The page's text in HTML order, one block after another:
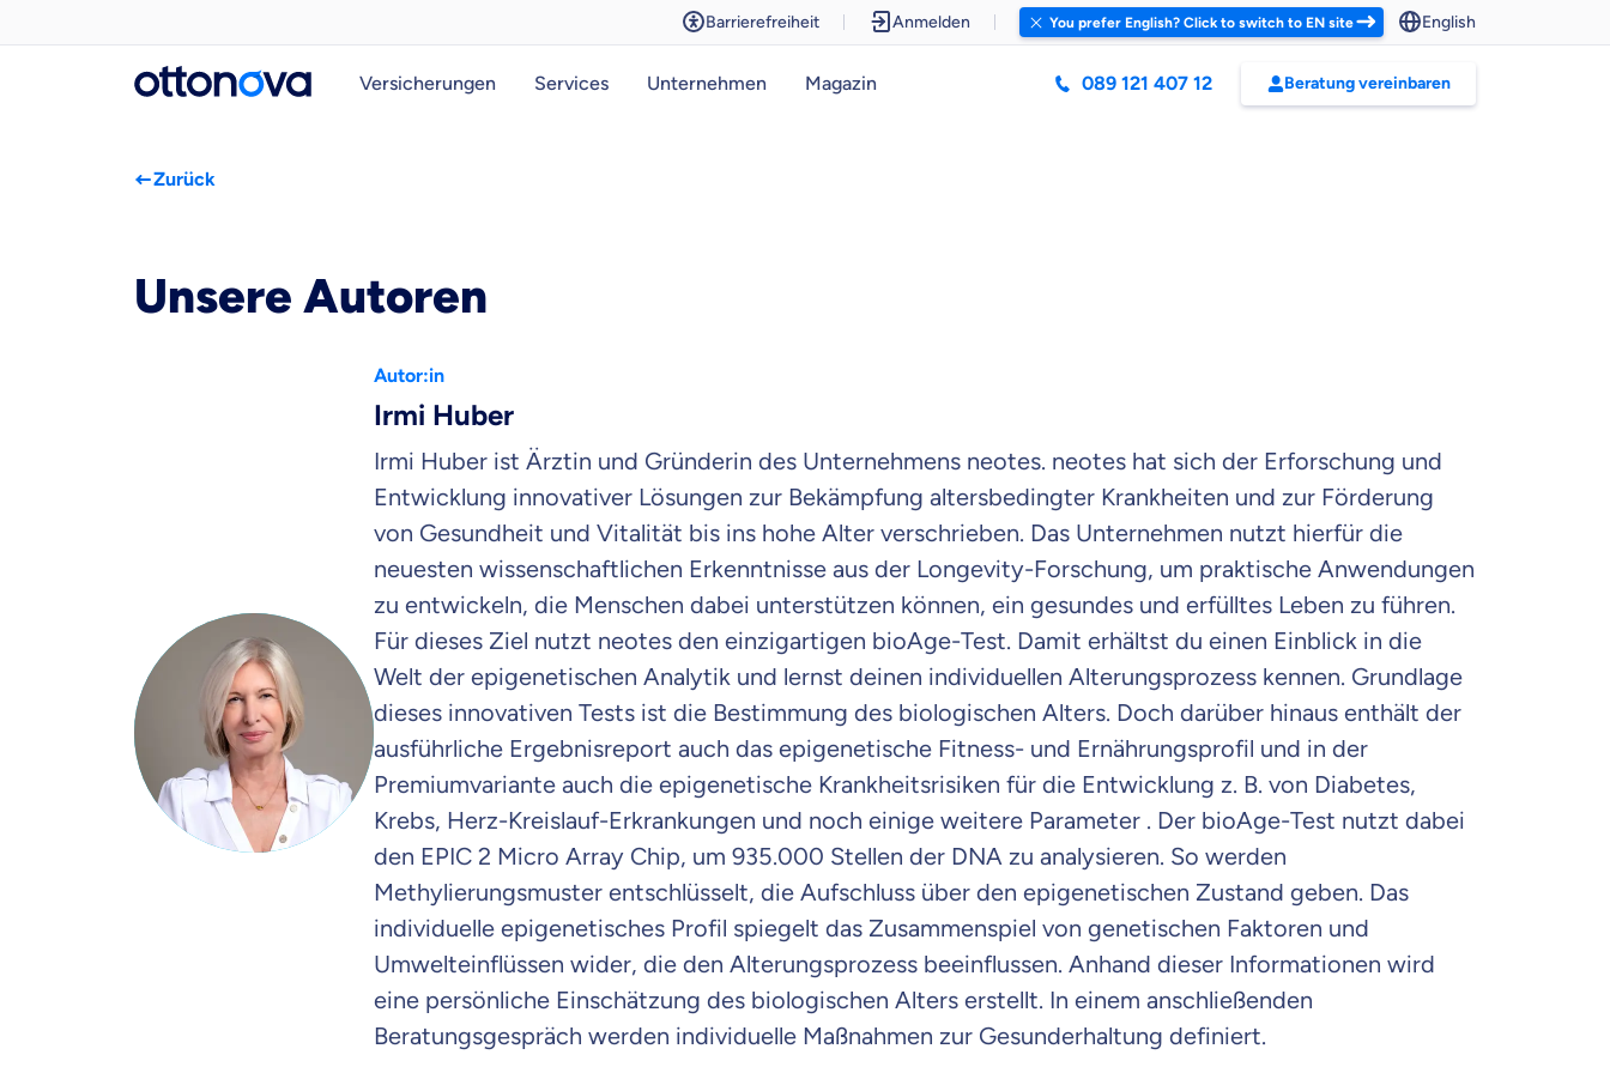
Barrierefreiheit Anmelden You prefer English? Click to switch to EN site English
Versicherungen Services Unternehmen Magazin 089 121 407 12 Beratung vereinbaren
Zurück
Unsere Autoren
Autor:in
Irmi Huber
Irmi Huber ist Ärztin und Gründerin des Unternehmens neotes. neotes hat sich der Erforschung und
Entwicklung innovativer Lösungen zur Bekämpfung altersbedingter Krankheiten und zur Förderung
von Gesundheit und Vitalität bis ins hohe Alter verschrieben. Das Unternehmen nutzt hierfür die
neuesten wissenschaftlichen Erkenntnisse aus der Longevity-Forschung, um praktische Anwendungen
zu entwickeln, die Menschen dabei unterstützen können, ein gesundes und erfülltes Leben zu führen.
Für dieses Ziel nutzt neotes den einzigartigen bioAge-Test. Damit erhältst du einen Einblick in die
Welt der epigenetischen Analytik und lernst deinen individuellen Alterungsprozess kennen. Grundlage
dieses innovativen Tests ist die Bestimmung des biologischen Alters. Doch darüber hinaus enthält der
ausführliche Ergebnisreport auch das epigenetische Fitness- und Ernährungsprofil und in der
Premiumvariante auch die epigenetische Krankheitsrisiken für die Entwicklung z. B. von Diabetes,
Krebs, Herz-Kreislauf-Erkrankungen und noch einige weitere Parameter . Der bioAge-Test nutzt dabei
den EPIC 2 Micro Array Chip, um 935.000 Stellen der DNA zu analysieren. So werden
Methylierungsmuster entschlüsselt, die Aufschluss über den epigenetischen Zustand geben. Das
individuelle epigenetisches Profil spiegelt das Zusammenspiel von genetischen Faktoren und
Umwelteinflüssen wider, die den Alterungsprozess beeinflussen. Anhand dieser Informationen wird
eine persönliche Einschätzung des biologischen Alters erstellt. In einem anschließenden
Beratungsgespräch werden individuelle Maßnahmen zur Gesunderhaltung definiert.
Weil es uns wichtig ist, dass du
dich gut beraten fühlst.